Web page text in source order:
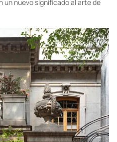
un nuevo significado al arte de